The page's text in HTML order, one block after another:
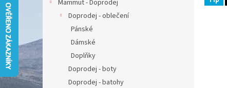
í
a
n
Mammut - Doprodej
Doprodej - oblečení
Pánské
Dámské
Doplňky
Doprodej - boty
Doprodej - batohy